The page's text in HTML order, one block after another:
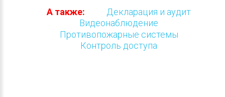
А также:
Декларация и аудит
Видеонаблюдение
Противопожарные системы
Контроль доступа